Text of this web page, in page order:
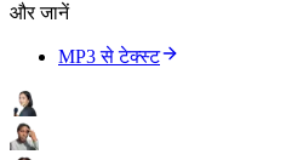
और जानें
MP3 से टेक्स्ट